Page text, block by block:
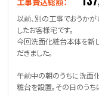
以前、別の工事でおうか
したお客様宅です。
今回洗面化粧台本体を新
だきました。
午前中の朝のうちに洗面
粧台を設置。その日のうち